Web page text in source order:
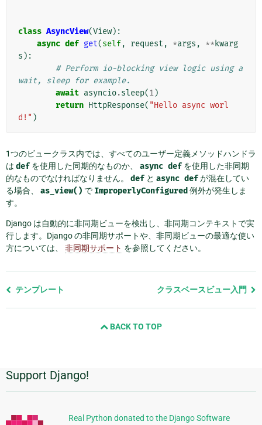
class AsyncView(View):
async def get(self, request , *args , ** kwarg
s ):
# Perform io-blocking view logic using a
wait, sleep for example.
await asyncio.sleep(1)
return HttpResponse( "Hello async worl
d!" )
1つのビュークラス内では、すべてのユーザー定義メソッドハンドラ
は def を使用した同期的なものか、 async def を使用した非同期
的なものでなければなりません。 def と async defが混在してい
る場合、 as_view() で ImproperlyConfigured 例外が発生しま
す。
Django は自動的に非同期ビューを検出し、非同期コンテキストで実
行します。Django の非同期サポートや、非同期ビューの最適な使い
方については、 非同期サポート を参照してください。
前
の
ペ
ジ
テンプレート クラスベースビュー入門
BACK TO TOP
追
加
的
Support Django!
Real Python donated to the Django Software